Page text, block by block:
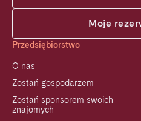
Moje
Przedsiębiorstwo
O nas
Zostań gospodarzem
Zostań sponsorem swoich
znajomych